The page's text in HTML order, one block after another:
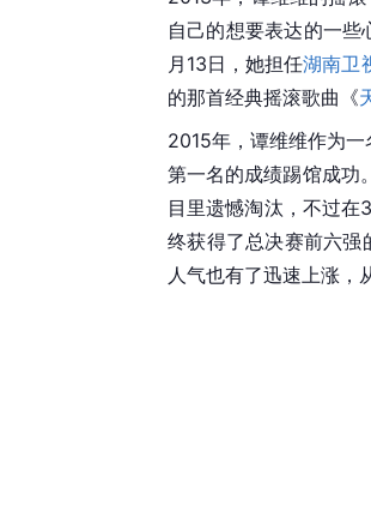
自己的想要表达的一些
月13日，她担任湖南卫
的那首经典摇滚歌曲《
2015年，谭维维作为一
第一名的成绩踢馆成功
目里遗憾淘汰，不过
终获得了总决赛前六强
人气也有了迅速上涨，